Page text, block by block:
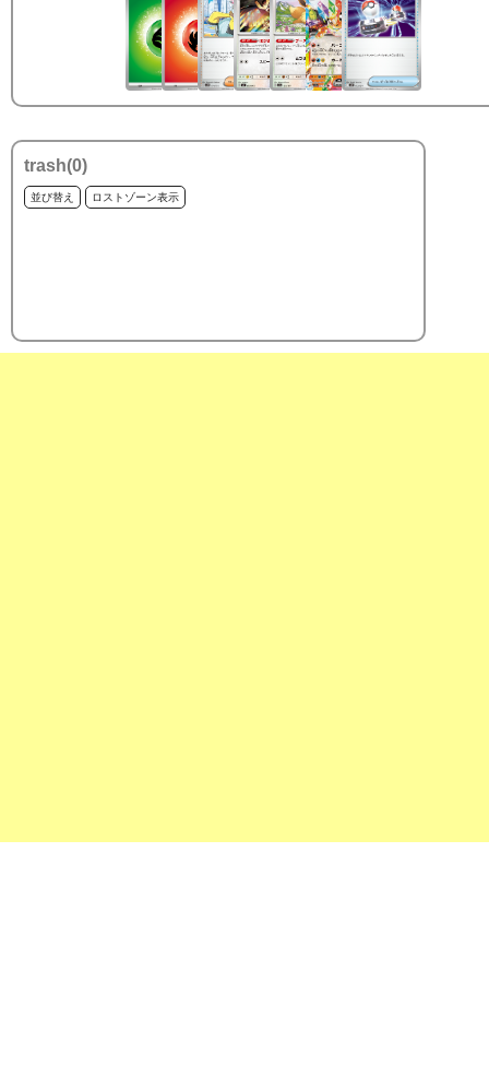
trash(0)
並び替え ロストゾーン表示